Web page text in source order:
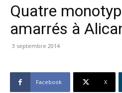
Quatre
amarrés à
3 septembre 2014
Facebook X